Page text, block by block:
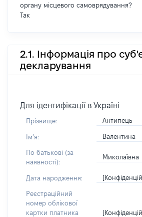
органу місцевого самоврядування?
Так
2.1. Інформація про
декларування
Для ідентифікації в Україні
Прізвище: Антипець
Імʼя: Валентина
По батькові (за
наявності):
Миколаївна
Дата народження:
Реєстраційний
номер облікової
картки платника